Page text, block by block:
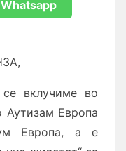
Whatsapp
вклучиме во
Аутизам Европа
Европа, а е